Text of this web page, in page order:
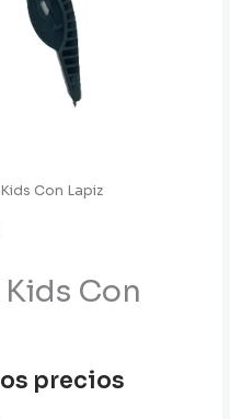
Con Lapiz
Con
precios